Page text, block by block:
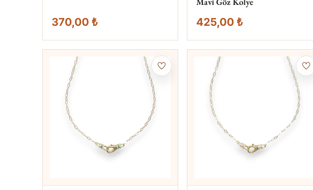
370,00 ₺ 425,00 ₺